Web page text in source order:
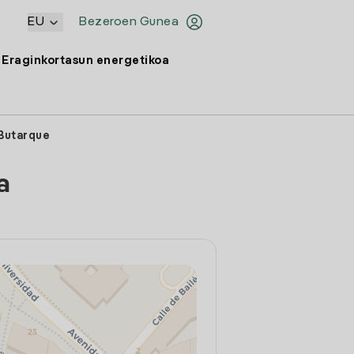
Bezeroen Gunea
EU
Eraginkortasun energetikoa